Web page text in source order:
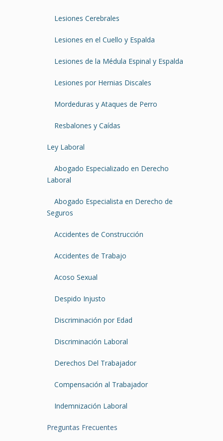
Lesiones Cerebrales
Lesiones en el Cuello y Espalda
Lesiones de la Médula Espinal y Espalda
Lesiones por Hernias Discales
Mordeduras y Ataques de Perro
Resbalones y Caídas
Ley Laboral
Abogado Especializado en Derecho
Laboral
Abogado Especialista en Derecho de
Seguros
Accidentes de Construcción
Accidentes de Trabajo
Acoso Sexual
Despido Injusto
Discriminación por Edad
Discriminación Laboral
Derechos Del Trabajador
Compensación al Trabajador
Indemnización Laboral
Preguntas Frecuentes